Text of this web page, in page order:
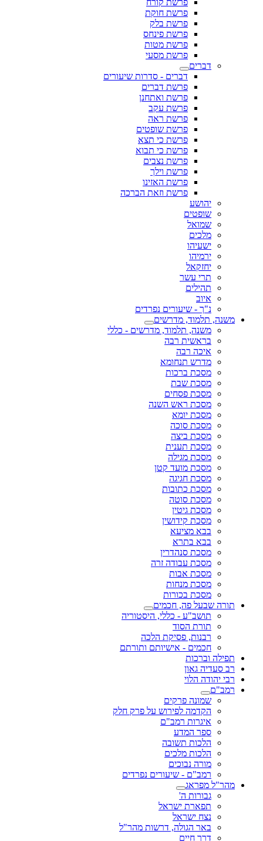
פרשת קורח
פרשת חוקת
פרשת בלק
פרשת פינחס
פרשת מטות
פרשת מסעי
דברים
דברים - סדרות שיעורים
פרשת דברים
פרשת ואתחנן
פרשת עקב
פרשת ראה
פרשת שופטים
פרשת כי תצא
פרשת כי תבוא
פרשת נצבים
פרשת וילך
פרשת האזינו
פרשת וזאת הברכה
יהושע
שופטים
שמואל
מלכים
ישעיהו
ירמיהו
יחזקאל
תרי עשר
תהילים
איוב
נ"ך - שיעורים נפרדים
משנה, תלמוד, מדרשים
משנה, תלמוד, מדרשים - כללי
בראשית רבה
איכה רבה
מדרש תנחומא
מסכת ברכות
מסכת שבת
מסכת פסחים
מסכת ראש השנה
מסכת יומא
מסכת סוכה
מסכת ביצה
מסכת תענית
מסכת מגילה
מסכת מועד קטן
מסכת חגיגה
מסכת כתובות
מסכת סוטה
מסכת גיטין
מסכת קידושין
בבא מציעא
בבא בתרא
מסכת סנהדרין
מסכת עבודה זרה
מסכת אבות
מסכת מנחות
מסכת בכורות
תורה שבעל פה, חכמים
תושב"ע - כללי, היסטוריה
תורת הסוד
רבנות, פסיקת הלכה
חכמים - אישיותם ותורתם
תפילה וברכות
רב סעדיה גאון
רבי יהודה הלוי
רמב"ם
שמונה פרקים
הקדמה לפירוש על פרק חלק
איגרות רמב"ם
ספר המדע
הלכות תשובה
הלכות מלכים
מורה נבוכים
רמב"ם - שיעורים נפרדים
מהר"ל מפראג
גבורות ה'
תפארת ישראל
נצח ישראל
באר הגולה, דרשות מהר"ל
דרך חיים